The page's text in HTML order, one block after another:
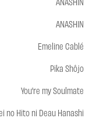
ANASHIN
Emeline Cablé
Pika Shôjo
You're my Soulmate
no Hito ni Deau Hanashi